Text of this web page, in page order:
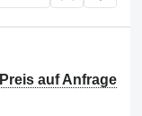
Preis auf Anfrage